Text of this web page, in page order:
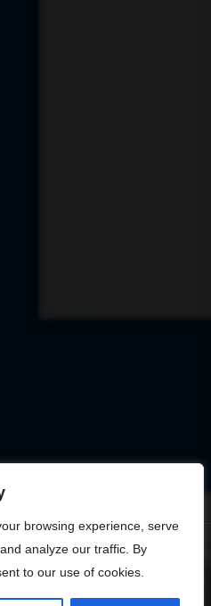
browsing experience, serve
analyze our traffic. By
to our use of cookies.